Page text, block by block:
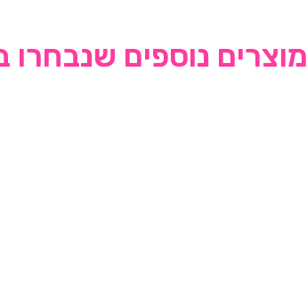
מוצרים נוספים